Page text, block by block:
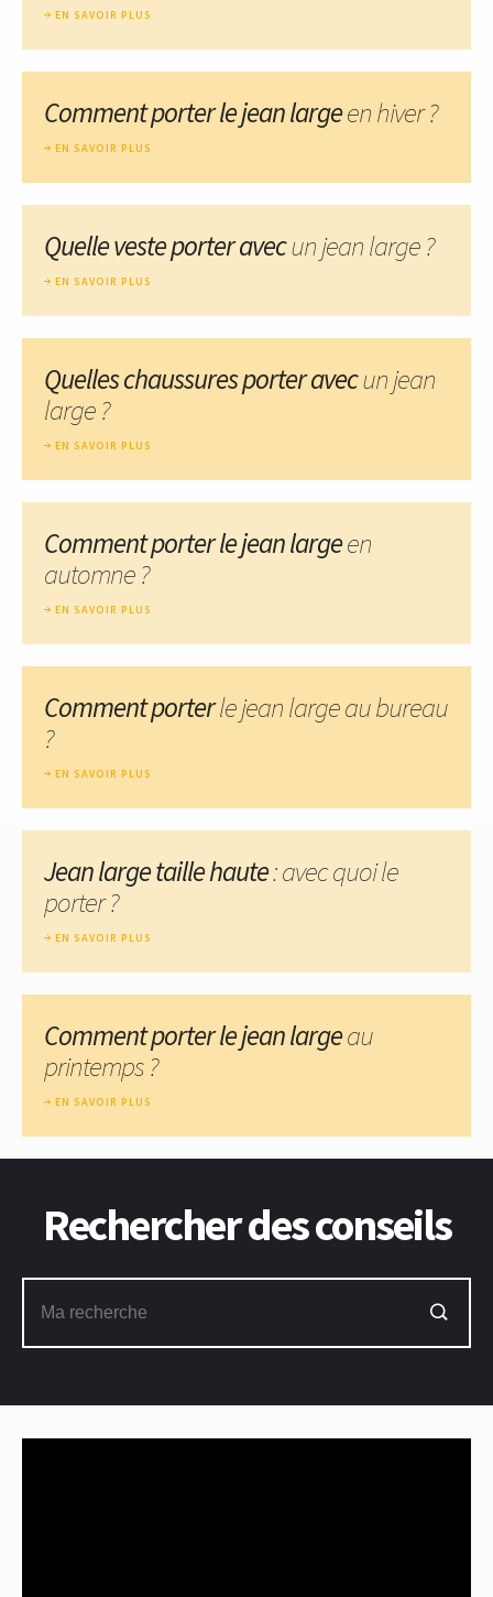
EN SAVOIR PLUS
Comment porter le jean largeen hiver ?
EN SAVOIR PLUS
Quelle veste porter avecun jean large ?
EN SAVOIR PLUS
Quelles chaussures porter avecun jean
large ?
EN SAVOIR PLUS
Comment porter le jean largeen
automne ?
EN SAVOIR PLUS
Comment porterle jean large au bureau
?
EN SAVOIR PLUS
Jean large taille haute: avec quoi le
porter ?
EN SAVOIR PLUS
Comment porter le jean largeau
printemps ?
EN SAVOIR PLUS
Rechercher des conseils